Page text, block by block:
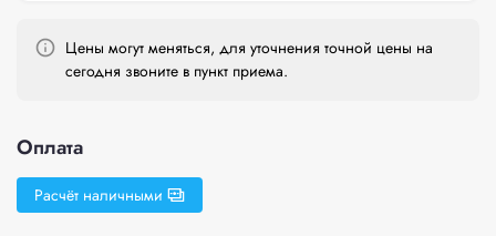
Цены могут меняться, для уточнения точной цены на
сегодня звоните в пункт приема.
Оплата
Расчёт наличными